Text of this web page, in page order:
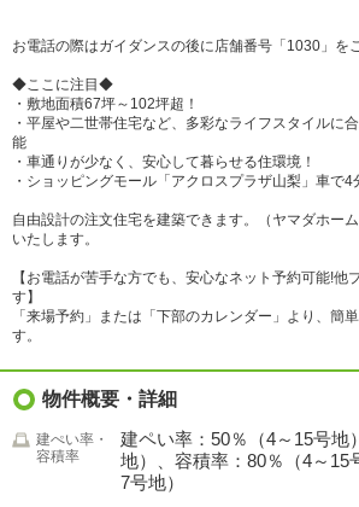
お電話の際はガイダンスの後に店舗番号「1030」を
◆ここに注目◆
・敷地面積67坪～102坪超！
・平屋や二世帯住宅など、多彩なライフスタイルに
能
・車通りが少なく、安心して暮らせる住環境！
・ショッピングモール「アクロスプラザ山梨」車で4
自由設計の注文住宅を建築できます。（ヤマダホー
いたします。
【お電話が苦手な方でも、安心なネット予約可能!他
す】
「来場予約」または「下部のカレンダー」より、簡
す。
物件概要・詳細
建ぺい率・
容積率
建ペい率：50％（4～15号地
地）、容積率：80％（4～15
7号地）